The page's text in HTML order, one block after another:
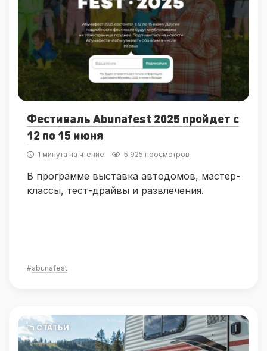
Фестиваль Abunafest 2025 пройдет с
12 по 15 июня
1 минута на чтение 5 925 просмотров
В программе выставка автодомов, мастер-
классы, тест-драйвы и развлечения.
#abunafest
СТАТЬИ